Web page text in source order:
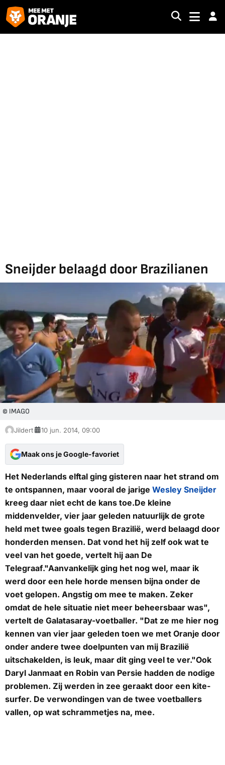
Sneijder belaagd door Brazilianen
© IMAGO
Jildert 10 jun. 2014, 09:00
Maak ons je Google-favoriet
Het Nederlands elftal ging gisteren naar het strand om
te ontspannen, maar vooral de jarige Wesley Sneijder
kreeg daar niet echt de kans toe.De kleine
middenvelder, vier jaar geleden natuurlijk de grote
held met twee goals tegen Brazilië, werd belaagd door
honderden mensen. Dat vond het hij zelf ook wat te
veel van het goede, vertelt hij aan De
Telegraaf."Aanvankelijk ging het nog wel, maar ik
werd door een hele horde mensen bijna onder de
voet gelopen. Angstig om mee te maken. Zeker
omdat de hele situatie niet meer beheersbaar was",
vertelt de Galatasaray-voetballer. "Dat ze me hier nog
kennen van vier jaar geleden toen we met Oranje door
onder andere twee doelpunten van mij Brazilië
uitschakelden, is leuk, maar dit ging veel te ver."Ook
Daryl Janmaat en Robin van Persie hadden de nodige
problemen. Zij werden in zee geraakt door een kite-
surfer. De verwondingen van de twee voetballers
vallen, op wat schrammetjes na, mee.